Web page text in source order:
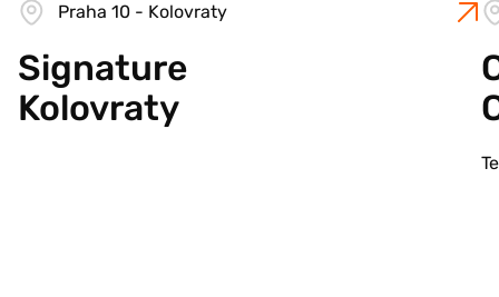
Praha 10 - Kolovraty
Signature
Kolovraty